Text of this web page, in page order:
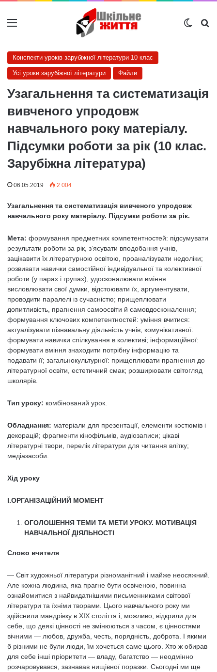
Меню
Конспекти уроків зарубіжної літератури 10 клас
Усі уроки зарубіжної літератури Файли
Узагальнення та систематизація
вивченого упродовж
навчального року матеріалу.
Підсумки роботи за рік (10 клас.
Зарубіжна література)
06.05.2019 2 004
Узагальнення та систематизація вивченого упродовж
навчального року матеріалу. Підсумки роботи за рік.
Мета: формування предметних компетентностей: підсумувати
результати роботи за рік, з’ясувати вподобання учнів,
зацікавити їх літературною освітою, проаналізувати недоліки;
розвивати навички самостійної індивідуальної та колективної
роботи (у парах і групах), удосконалювати вміння
висловлювати свої думки, відстоювати їх, аргументувати,
проводити паралелі із сучасністю; прищеплювати
допитливість, прагнення самоосвіти й самовдосконалення;
формування ключових компетентностей: уміння вчитися:
актуалізувати пізнавальну діяльність учнів; комунікативної:
формувати навички спілкування в колективі; інформаційної:
формувати вміння знаходити потрібну інформацію та
подавати її; загальнокультурної: прищеплювати прагнення до
літературної освіти, естетичний смак; розширювати світогляд
школярів.
Тип уроку: комбінований урок.
Обладнання: матеріали для презентації, елементи костюмів і
декорацій; фрагменти кінофільмів, аудіозаписи; цікаві
літературні твори, перелік літератури для читання влітку;
медіазасоби.
Хід уроку
I.ОРГАНІЗАЦІЙНИЙ МОМЕНТ
ОГОЛОШЕННЯ ТЕМИ ТА МЕТИ УРОКУ. МОТИВАЦІЯ
НАВЧАЛЬНОЇ ДІЯЛЬНОСТІ
Слово вчителя
— Світ художньої літератури різноманітний і майже неосяжний.
Але кожна людина, яка прагне бути освіченою, повинна
ознайомитися з найвидатнішими письменниками світової
літератури та їхніми творами. Цього навчального року ми
здійснили мандрівку в ХІХ століття і, можливо, відкрили для
себе, що деякі цінності не змінюються з часом, є цінностями
вічними — любов, дружба, честь, порядність, доброта. І якими
б різними не були люди, їм хочеться саме цього. Хто ж обирав
для себе інші пріоритети — владу, багатство — неодмінно
розчаровувався, зазнавав нищівної поразки. Сьогодні ми ще